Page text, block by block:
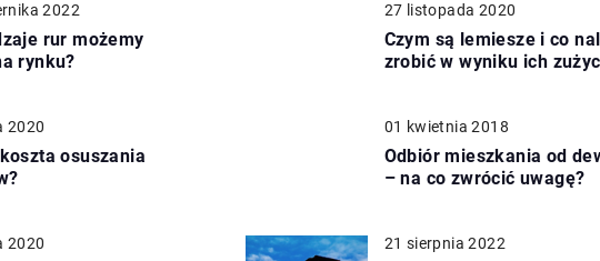
2022
rur możemy
rynku?
27 listopada 2020
Czym są lemiesze i co
zrobić w wyniku ich
2020
osuszania
01 kwietnia 2018
Odbiór mieszkania od
– na co zwrócić uwagę?
2020 21 sierpnia 2022